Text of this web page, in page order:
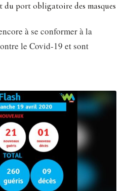
du port obligatoire des masques
à se conformer à la
le Covid-19 et sont